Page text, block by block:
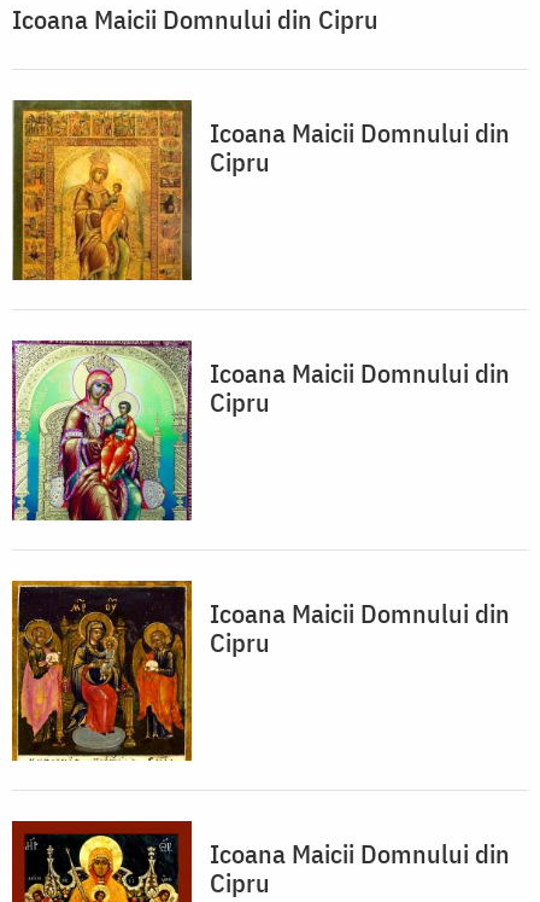
Icoana Maicii Domnului din Cipru
Icoana Maicii Domnului din
Cipru
Icoana Maicii Domnului din
Cipru
Icoana Maicii Domnului din
Cipru
Icoana Maicii Domnului din
Cipru